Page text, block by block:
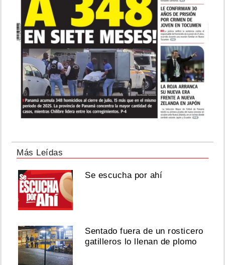
Más Leídas
Se escucha por ahí
Sentado fuera de un rosticero
gatilleros lo llenan de plomo